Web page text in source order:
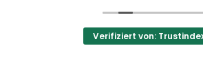
Verifiziert von: